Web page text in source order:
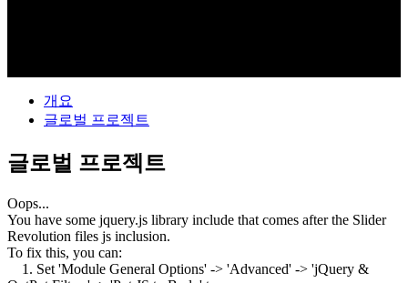
개요
글로벌 프로젝트
글로벌 프로젝트
Oops...
You have some jquery.js library include that comes after the Slider
Revolution files js inclusion.
To fix this, you can:
1. Set 'Module General Options' -> 'Advanced' -> 'jQuery &